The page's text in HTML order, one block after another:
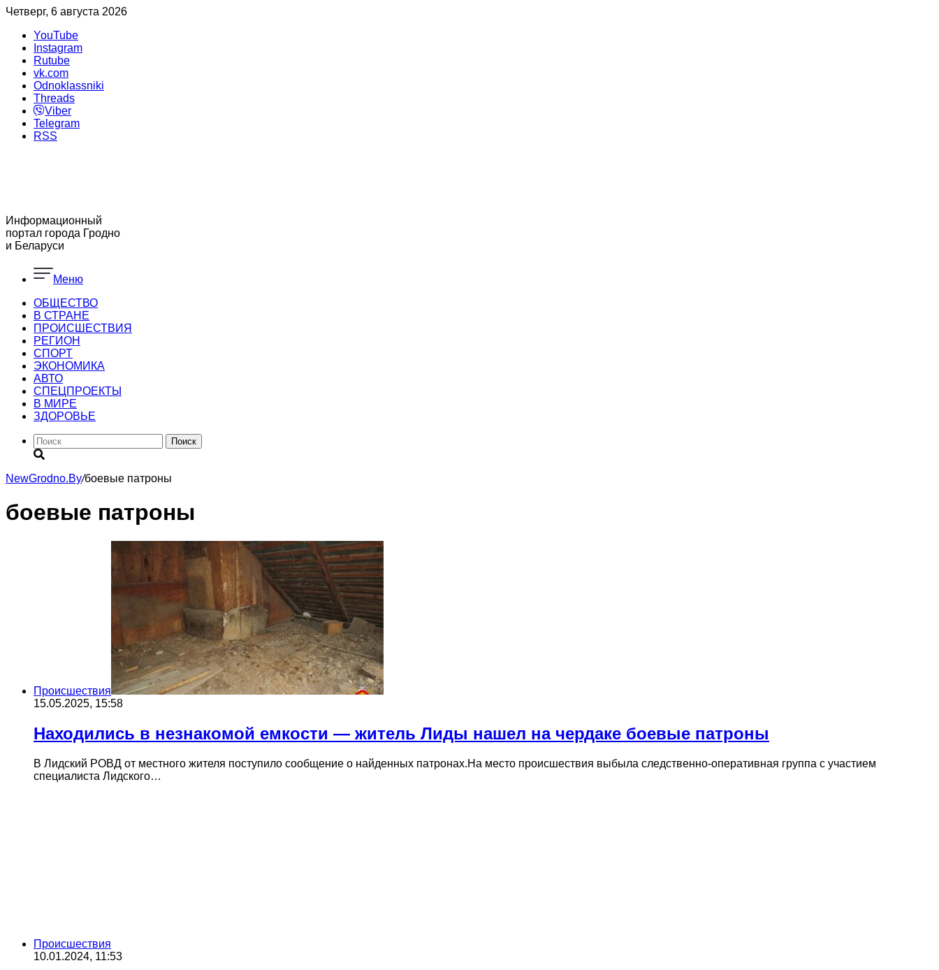
Четверг, 6 августа 2026
YouTube
Instagram
Rutube
vk.com
Odnoklassniki
Threads
Viber
Telegram
RSS
Информационный
портал города Гродно
и Беларуси
Меню
ОБЩЕСТВО
В СТРАНЕ
ПРОИСШЕСТВИЯ
РЕГИОН
CПОРТ
ЭКОНОМИКА
АВТО
СПЕЦПРОЕКТЫ
В МИРЕ
ЗДОРОВЬЕ
Поиск
NewGrodno.By/боевые патроны
боевые патроны
Происшествия
15.05.2025, 15:58
Находились в незнакомой емкости — житель Лиды нашел на чердаке боевые патроны
В Лидский РОВД от местного жителя поступило сообщение о найденных патронах.На место происшествия выбыла следственно-оперативная группа с участием
специалиста Лидского…
Происшествия
10.01.2024, 11:53